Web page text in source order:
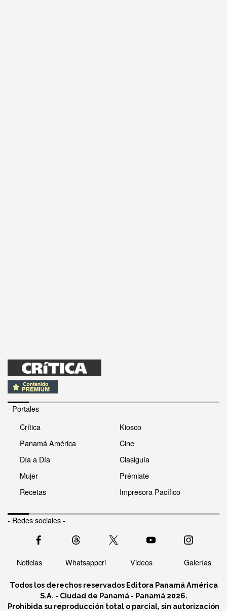
- Portales -
Crítica
Panamá América
Día a Día
Mujer
Recetas
Kiosco
Cine
Clasiguía
Prémiate
Impresora Pacífico
- Redes sociales -
Noticias Whatsappcri Videos Galerías
Todos los derechos reservados Editora Panamá América
S.A. - Ciudad de Panamá - Panamá 2026.
Prohibida su reproducción total o parcial, sin autorización